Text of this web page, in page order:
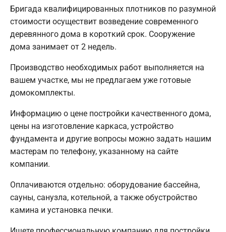
Бригада квалифицированных плотников по разумной
стоимости осуществит возведение современного
деревянного дома в короткий срок. Сооружение
дома занимает от 2 недель.
Производство необходимых работ выполняется на
вашем участке, мы не предлагаем уже готовые
домокомплекты.
Информацию о цене постройки качественного дома,
цены на изготовление каркаса, устройство
фундамента и другие вопросы можно задать нашим
мастерам по телефону, указанному на сайте
компании.
Оплачиваются отдельно: оборудование бассейна,
сауны, санузла, котельной, а также обустройство
камина и установка печки.